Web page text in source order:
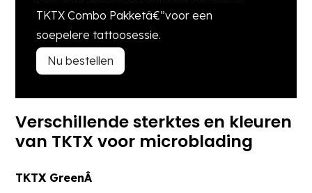
TKTX Combo Pakketâ€”voor een
soepelere tattoosessie.
Nu bestellen
Verschillende sterktes en kleuren
van TKTX voor microblading
TKTX GreenÂ